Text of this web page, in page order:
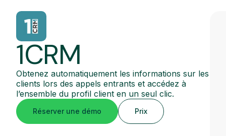
1CRM
Obtenez automatiquement les informations sur les
clients lors des appels entrants et accédez à
l’ensemble du profil client en un seul clic.
Réserver une démo Prix